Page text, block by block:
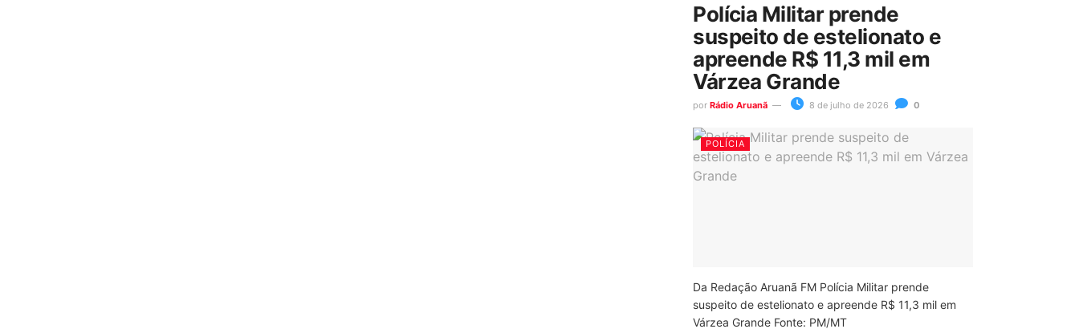
Polícia Militar prende
suspeito de estelionato e
apreende R$ 11,3 mil em
Várzea Grande
por Rádio Aruanã 8 de julho de 2026 0
POLÍCIA
Da Redação Aruanã FM Polícia Militar prende
suspeito de estelionato e apreende R$ 11,3 mil em
Várzea Grande Fonte: PM/MT